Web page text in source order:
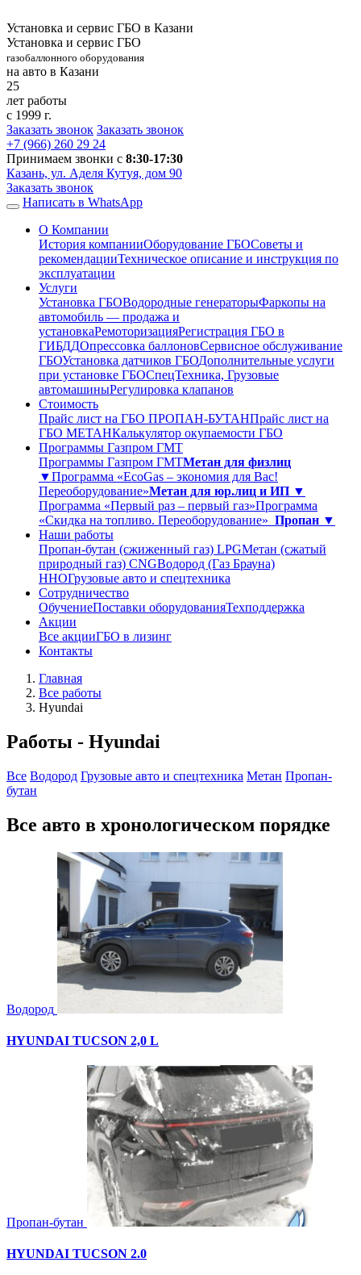
Установка и сервис ГБО в Казани
Установка и сервис ГБО
газобаллонного оборудования
на авто в Казани
25
лет работы
с 1999 г.
Заказать звонок Заказать звонок
+7 (966) 260 29 24
Принимаем звонки с 8:30-17:30
Казань, ул. Аделя Кутуя, дом 90
Заказать звонок
Написать в WhatsApp
О Компании
История компанииОборудование ГБОСоветы и
рекомендацииТехническое описание и инструкция по
эксплуатации
Услуги
Установка ГБОВодородные генераторыФаркопы на
автомобиль — продажа и
установкаРемоторизацияРегистрация ГБО в
ГИБДДОпрессовка баллоновСервисное обслуживание
ГБОУстановка датчиков ГБОДополнительные услуги
при установке ГБОСпецТехника, Грузовые
автомашиныРегулировка клапанов
Стоимость
Прайс лист на ГБО ПРОПАН-БУТАНПрайс лист на
ГБО МЕТАНКалькулятор окупаемости ГБО
Программы Газпром ГМТ
Программы Газпром ГМТМетан для физлиц
▼Программа «EcoGas – экономия для Вас!
Переоборудование»Метан для юр.лиц и ИП ▼
Программа «Первый раз – первый газ»Программа
«Скидка на топливо. Переоборудование» Пропан ▼
Наши работы
Пропан-бутан (сжиженный газ) LPGМетан (сжатый
природный газ) CNGВодород (Газ Брауна)
ННОГрузовые авто и спецтехника
Сотрудничество
ОбучениеПоставки оборудованияТехподдержка
Акции
Все акцииГБО в лизинг
Контакты
Главная
Все работы
Hyundai
Работы - Hyundai
Все Водород Грузовые авто и спецтехника Метан Пропан-
бутан
Все авто в хронологическом порядке
Водород
HYUNDAI TUCSON 2,0 L
Пропан-бутан
HYUNDAI TUCSON 2.0